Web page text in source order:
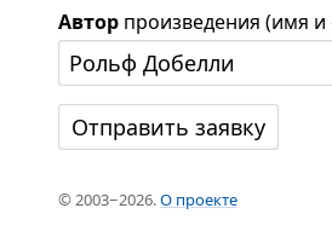
Автор произведения (имя
© 2003−2026.О проекте